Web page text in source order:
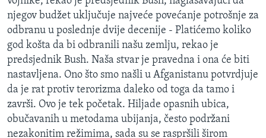
njegov budžet uključuje najveće povećanje potrošnje za
odbranu u poslednje dvije decenije - Platićemo koliko
god košta da bi odbranili našu zemlju, rekao je
predsjednik Bush. Naša stvar je pravedna i ona će biti
nastavljena. Ono što smo našli u Afganistanu potvrdjuje
da je rat protiv terorizma daleko od toga da tamo i
završi. Ovo je tek početak. Hiljade opasnih ubica,
obučavanih u metodama ubijanja, često podržani
nezakonitim režimima, sada su se raspršili širom